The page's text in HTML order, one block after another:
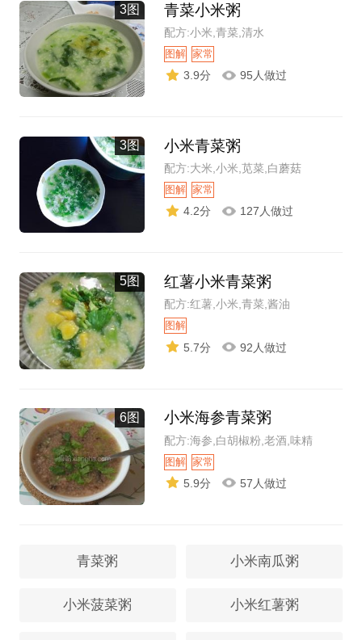
3图 青菜小米粥
配方:小米,青菜,清水
图解 家常
3.9分 95人做过
3图 小米青菜粥
配方:大米,小米,苋菜,白蘑菇
图解 家常
4.2分 127人做过
5图 红薯小米青菜粥
配方:红薯,小米,青菜,酱油
图解
5.7分 92人做过
6图 小米海参青菜粥
配方:海参,白胡椒粉,老酒,味精
图解 家常
5.9分 57人做过
青菜粥 小米南瓜粥
小米菠菜粥 小米红薯粥